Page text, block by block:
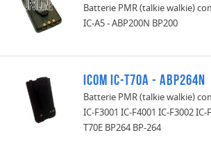
Batterie PMR (talkie walkie)
IC-A5 - ABP200N BP200
ICOM IC-T70A - ABP264N
Batterie PMR (talkie walkie)
IC-F3001 IC-F4001 IC-F3002 IC-
T70E BP264 BP-264